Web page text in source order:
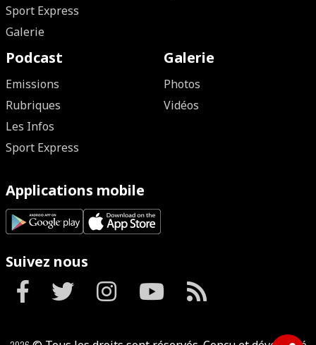
Sport Express
Galerie
Podcast
Emissions
Rubriques
Les Infos
Sport Express
Galerie
Photos
Vidéos
Applications mobile
Suivez nous